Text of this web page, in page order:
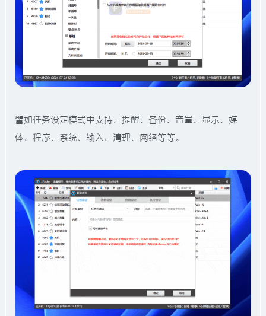
譬如任务设定模式中支持、提醒、备份、音量、显示、媒
体、程序、系统、输入、清理、网络等等。